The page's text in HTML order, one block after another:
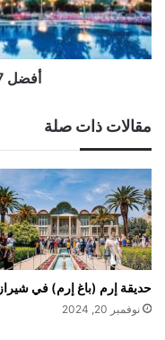
أفضل 7 فنادق في أصفهان
مقالات ذات صلة
حديقة إرم (باغ إرم) في شيراز
نوفمبر 20, 2024